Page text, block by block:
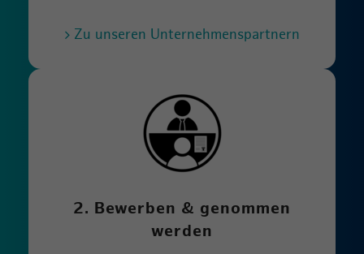
Zu unseren Unternehmenspartnern
2. Bewerben & genommen
werden